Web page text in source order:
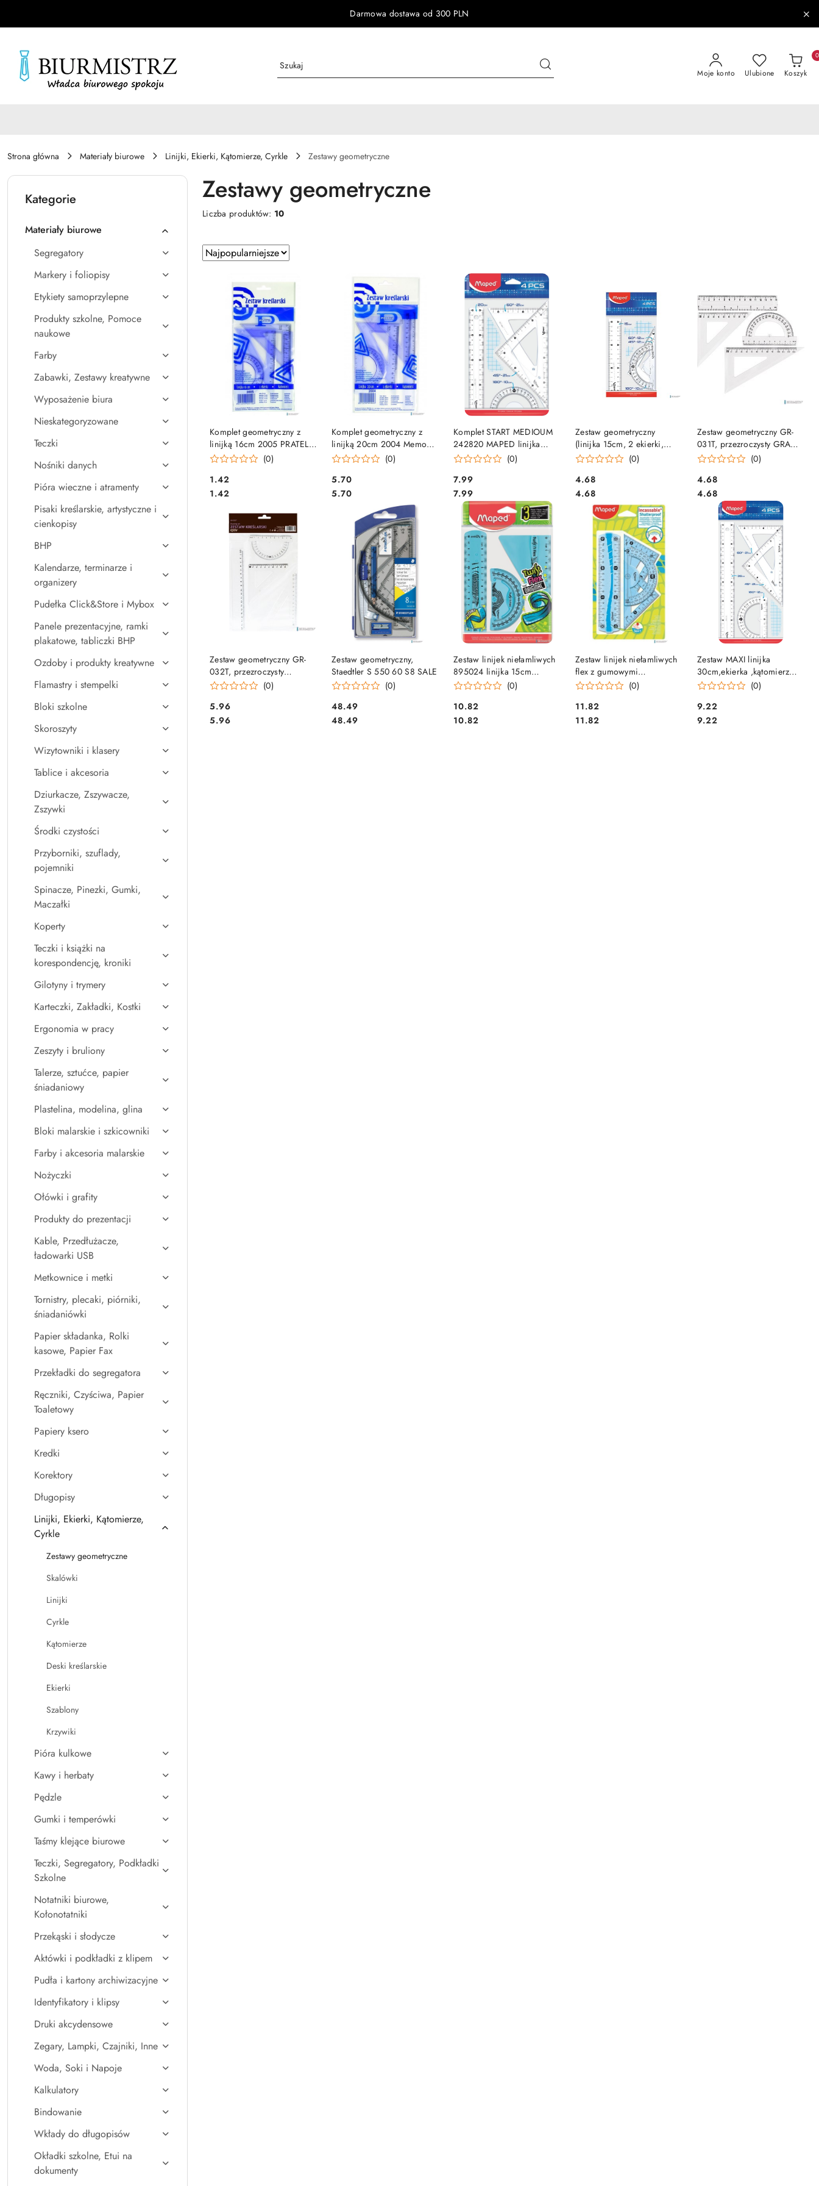
Darmowa dostawa od 300 PLN
Moje konto Ulubione Koszyk
0
Strona główna Materiały biurowe Linijki, Ekierki, Kątomierze, Cyrkle Zestawy geometryczne
Kategorie
Materiały biurowe
Segregatory
Markery i foliopisy
Etykiety samoprzylepne
Produkty szkolne, Pomoce
naukowe
Farby
Zabawki, Zestawy kreatywne
Wyposażenie biura
Nieskategoryzowane
Teczki
Nośniki danych
Pióra wieczne i atramenty
Pisaki kreślarskie, artystyczne i
cienkopisy
BHP
Kalendarze, terminarze i
organizery
Pudełka Click&Store i Mybox
Panele prezentacyjne, ramki
plakatowe, tabliczki BHP
Ozdoby i produkty kreatywne
Flamastry i stempelki
Bloki szkolne
Skoroszyty
Wizytowniki i klasery
Tablice i akcesoria
Dziurkacze, Zszywacze,
Zszywki
Środki czystości
Przyborniki, szuflady,
pojemniki
Spinacze, Pinezki, Gumki,
Maczałki
Koperty
Teczki i książki na
korespondencję, kroniki
Gilotyny i trymery
Karteczki, Zakładki, Kostki
Ergonomia w pracy
Zeszyty i bruliony
Talerze, sztućce, papier
śniadaniowy
Plastelina, modelina, glina
Bloki malarskie i szkicowniki
Farby i akcesoria malarskie
Nożyczki
Ołówki i grafity
Produkty do prezentacji
Kable, Przedłużacze,
ładowarki USB
Metkownice i metki
Tornistry, plecaki, piórniki,
śniadaniówki
Papier składanka, Rolki
kasowe, Papier Fax
Przekładki do segregatora
Ręczniki, Czyściwa, Papier
Toaletowy
Papiery ksero
Kredki
Korektory
Długopisy
Linijki, Ekierki, Kątomierze,
Cyrkle
Zestawy geometryczne
Skalówki
Linijki
Cyrkle
Kątomierze
Deski kreślarskie
Ekierki
Szablony
Krzywiki
Pióra kulkowe
Kawy i herbaty
Pędzle
Gumki i temperówki
Taśmy klejące biurowe
Teczki, Segregatory, Podkładki
Szkolne
Notatniki biurowe,
Kołonotatniki
Przekąski i słodycze
Aktówki i podkładki z klipem
Pudła i kartony archiwizacyjne
Identyfikatory i klipsy
Druki akcydensowe
Zegary, Lampki, Czajniki, Inne
Woda, Soki i Napoje
Kalkulatory
Bindowanie
Wkłady do długopisów
Okładki szkolne, Etui na
dokumenty
Zestawy geometryczne
Liczba produktów: 10
Zastosowano
sortowanie:
Najpopularniejsze.
Sortuj
według
Komplet geometryczny z
linijką 16cm 2005 PRATEL
MK105-00 SALE
(0)
Cena:
1.42
Cena:
1.42
Komplet geometryczny z
linijką 20cm 2004 MemoBe
by PRATEL MK106-00
(0)
Cena:
5.70
Cena:
5.70
Komplet START MEDIOUM
242820 MAPED linijka
20cm+ekierka+kątomierz
(0)
Cena:
7.99
Cena:
7.99
DO KOSZYKA
Zestaw geometryczny
(linijka 15cm, 2 ekierki,
kątomierz) 242815 MAPED
(0)
Cena:
4.68
Cena:
4.68
Zestaw geometryczny GR-
031T, przezroczysty GRAND
130-1640
(0)
Cena:
4.68
Cena:
4.68
DO KOSZYKA
Zestaw geometryczny GR-
032T, przezroczysty
GRAND 130-1602
(0)
Cena:
5.96
Cena:
5.96
DO KOSZYKA
Zestaw geometryczny,
Staedtler S 550 60 S8 SALE
(0)
Cena:
48.49
Cena:
48.49
Zestaw linijek niełamliwych
895024 linijka 15cm
ekierka kątomierz MAPED
(0)
Cena:
10.82
Cena:
10.82
DO KOSZYKA
Zestaw linijek niełamliwych
flex z gumowymi
elem.244069 (0)
Cena:
11.82
Cena:
11.82
DO KOSZYKA
Zestaw MAXI linijka
30cm,ekierka ,kątomierz
242830 MAPED
(0)
Cena:
9.22
Cena:
9.22
DO KOSZYKA